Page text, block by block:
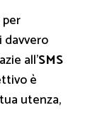
all’SMS
è
utenza,